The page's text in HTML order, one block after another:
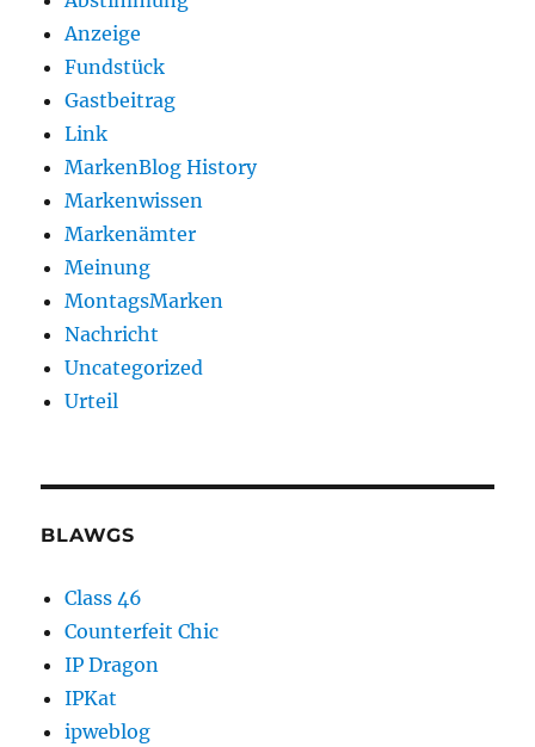
Anzeige
Fundstück
Gastbeitrag
Link
MarkenBlog History
Markenwissen
Markenämter
Meinung
MontagsMarken
Nachricht
Uncategorized
Urteil
BLAWGS
Class 46
Counterfeit Chic
IP Dragon
IPKat
ipweblog